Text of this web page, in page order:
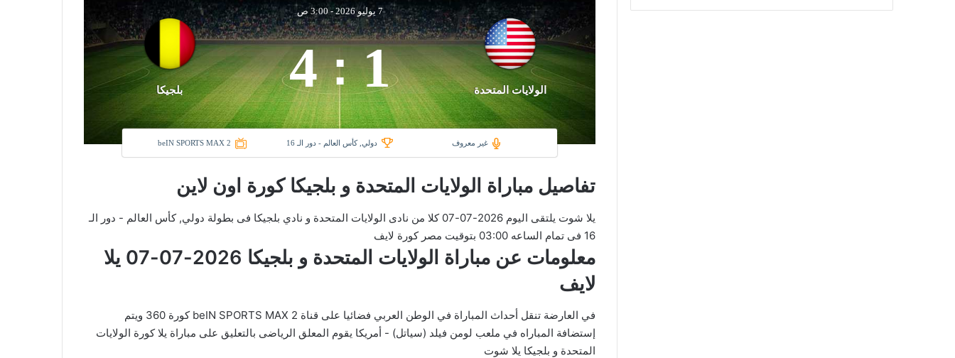
الولايات المتحدة
7 يوليو 2026 -3:00 ص
1
:
4 بلجيكا
غير معروف دولي, كأس العالم - دور الـ 16 beIN SPORTS MAX 2
تفاصيل مباراة الولايات المتحدة و بلجيكا كورة اون لاين
يلا شوت يلتقى اليوم 2026-07-07 كلا من نادى الولايات المتحدة و نادي بلجيكا فى بطولة دولي, كأس العالم - دور الـ
16 فى تمام الساعه 03:00 بتوقيت مصر كورة لايف
معلومات عن مباراة الولايات المتحدة و بلجيكا 2026-07-07 يلا
لايف
في العارضة تنقل أحداث المباراة في الوطن العربي فضائيا على قناة beIN SPORTS MAX 2 كورة 360 ويتم
إستضافة المباراه في ملعب لومن فيلد (سياتل) - أمريكا يقوم المعلق الرياضى بالتعليق على مباراة يلا كورة الولايات
المتحدة و بلجيكا يلا شوت